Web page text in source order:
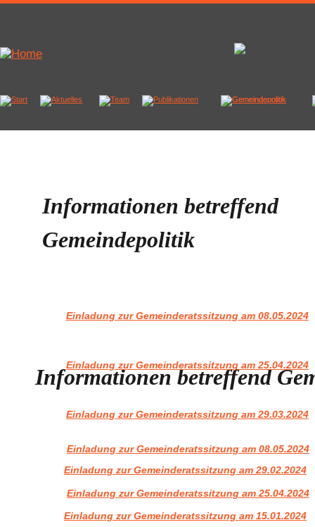
Informationen betreffend
Einladung zur Gemeinderatssitzung am 25.04.2024
Einladung zur Gemeinderatssitzung am 08.05.2024
Informationen betreffend
Gemeindepolitik
Einladung zur Gemeinderatssitzung am 15.01.2024
Einladung zur Gemeinderatssitzung am 29.02.2024
Einladung zur Gemeinderatssitzung am 29.03.2024
Einladung zur Gemeinderatssitzung am 25.04.2024
Einladung zur Gemeinderatssitzung am 08.05.2024